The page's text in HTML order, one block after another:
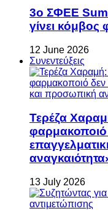
3ο ΣΦΕΕ
γίνει κόμβος
12 June 2026
Συνεντεύξεις
Τερέζα
φαρμακοποιό
13 July 2026